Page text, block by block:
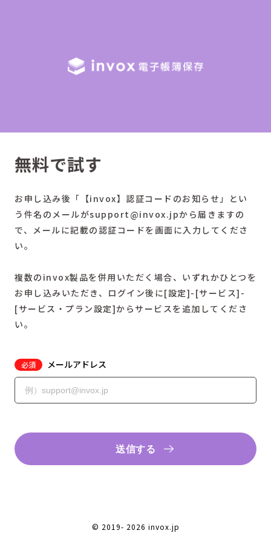
無料で試す
お申し込み後「【invox】認証コードのお知らせ」とい
う件名のメールがsupport@invox.jpから届きますの
で、メールに記載の認証コードを画面に入力してくださ
い。
複数のinvox製品を併用いただく場合、いずれかひとつを
お申し込みいただき、ログイン後に[設定]-[サービス]-
[サービス・プラン設定]からサービスを追加してくださ
い。
必須 メールアドレス
送信する
© 2019- 2026 invox.jp